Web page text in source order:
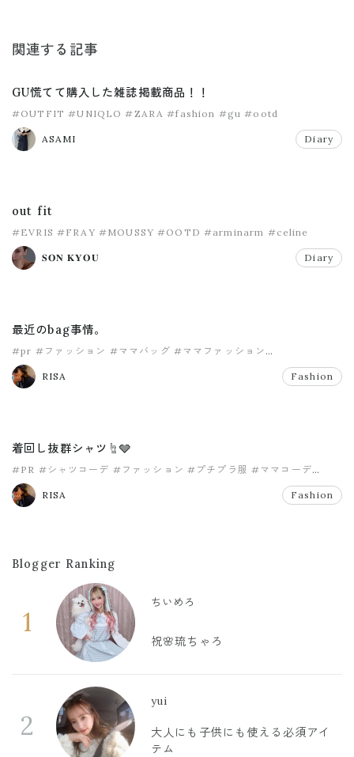
関連する記事
GU慌てて購入した雑誌掲載商品！！
#OUTFIT #UNIQLO #ZARA #fashion #gu #ootd
ASAMI Diary
out fit
#EVRIS #FRAY #MOUSSY #OOTD #arminarm #celine
𝐒𝐎𝐍 𝐊𝐘𝐎𝐔 Diary
最近のbag事情。
#pr #ファッション #ママバッグ #ママファッション
#冬ファッション
RISA
Fashion
着回し抜群シャツ☝️🩶
#PR #シャツコーデ #ファッション #プチプラ服 #ママコーデ
#ママファッション
RISA
Fashion
Blogger Ranking
1
ちいめろ
祝🌸琉ちゃろ
2
yui
大人にも子供にも使える必須アイ
テム